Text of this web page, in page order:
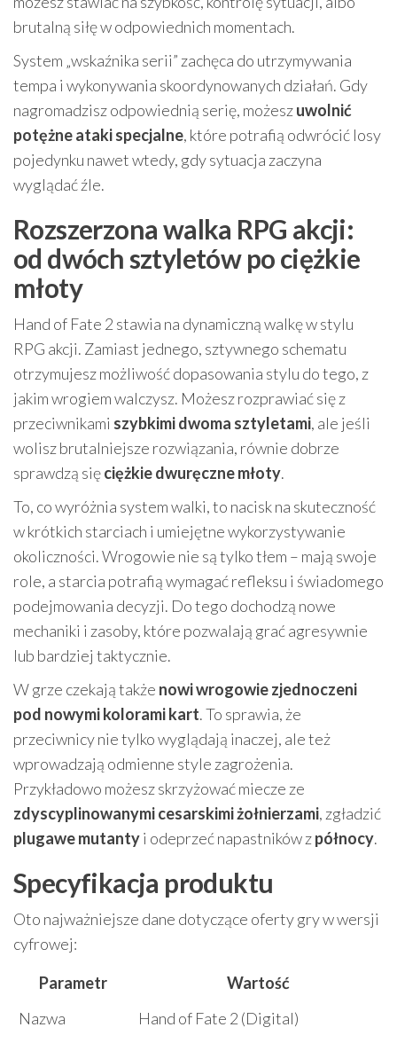
brutalną siłę w odpowiednich momentach.
System „wskaźnika serii” zachęca do utrzymywania
tempa i wykonywania skoordynowanych działań. Gdy
nagromadzisz odpowiednią serię, możeszuwolnić
potężne ataki specjalne, które potrafią odwrócić losy
pojedynku nawet wtedy, gdy sytuacja zaczyna
wyglądać źle.
Rozszerzona walka RPG akcji:
od dwóch sztyletów po ciężkie
młoty
Hand of Fate 2 stawia na dynamiczną walkę w stylu
RPG akcji. Zamiast jednego, sztywnego schematu
otrzymujesz możliwość dopasowania stylu do tego, z
jakim wrogiem walczysz. Możesz rozprawiać się z
przeciwnikami szybkimi dwoma sztyletami, ale jeśli
wolisz brutalniejsze rozwiązania, równie dobrze
sprawdzą sięciężkie dwuręczne młoty.
To, co wyróżnia system walki, to nacisk na skuteczność
w krótkich starciach i umiejętne wykorzystywanie
okoliczności. Wrogowie nie są tylko tłem – mają swoje
role, a starcia potrafią wymagać refleksu i świadomego
podejmowania decyzji. Do tego dochodzą nowe
mechaniki i zasoby, które pozwalają grać agresywnie
lub bardziej taktycznie.
W grze czekają także nowi wrogowie zjednoczeni
pod nowymi kolorami kart. To sprawia, że
przeciwnicy nie tylko wyglądają inaczej, ale też
wprowadzają odmienne style zagrożenia.
Przykładowo możesz skrzyżować miecze ze
zdyscyplinowanymi cesarskimi żołnierzami, zgładzić
plugawe mutantyi odeprzeć napastników zpółnocy.
Specyfikacja produktu
Oto najważniejsze dane dotyczące oferty gry w wersji
cyfrowej:
Parametr
Wartość
Nazwa
Hand of Fate 2 (Digital)